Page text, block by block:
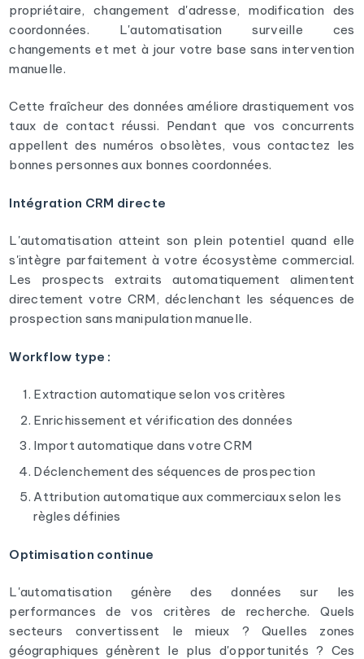
propriétaire, changement d'adresse, modification des
coordonnées. L'automatisation surveille ces
changements et met à jour votre base sans intervention
manuelle.
Cette fraîcheur des données améliore drastiquement vos
taux de contact réussi. Pendant que vos concurrents
appellent des numéros obsolètes, vous contactez les
bonnes personnes aux bonnes coordonnées.
Intégration CRM directe
L'automatisation atteint son plein potentiel quand elle
s'intègre parfaitement à votre écosystème commercial.
Les prospects extraits automatiquement alimentent
directement votre CRM, déclenchant les séquences de
prospection sans manipulation manuelle.
Workflow type :
Extraction automatique selon vos critères
Enrichissement et vérification des données
Import automatique dans votre CRM
Déclenchement des séquences de prospection
Attribution automatique aux commerciaux selon les
règles définies
Optimisation continue
L'automatisation génère des données sur les
performances de vos critères de recherche. Quels
secteurs convertissent le mieux ? Quelles zones
géographiques génèrent le plus d'opportunités ? Ces